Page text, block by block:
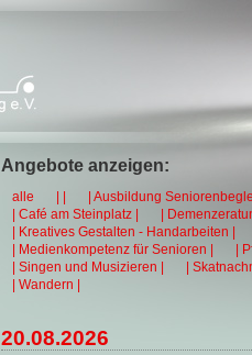
Angebote anzeigen:
alle | |
| Ausbildung
| Café am Steinplatz |
|
| Kreatives Gestalten - Handarbeiten |
| Medienkompetenz für Senioren |
|
| Singen und Musizieren |
|
| Wandern |
20.08.2026